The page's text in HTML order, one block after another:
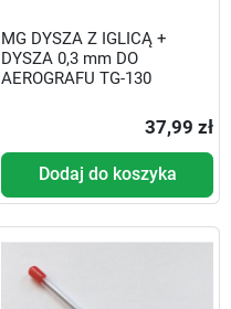
MG DYSZA Z IGLICĄ +
DYSZA 0,3 mm DO
AEROGRAFU TG-130
37,99 zł
Dodaj do koszyka